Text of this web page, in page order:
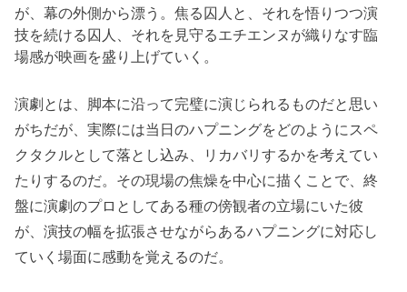
が、幕の外側から漂う。焦る囚人と、それを悟りつつ演
技を続ける囚人、それを見守るエチエンヌが織りなす臨
場感が映画を盛り上げていく。
演劇とは、脚本に沿って完璧に演じられるものだと思い
がちだが、実際には当日のハプニングをどのようにスペ
クタクルとして落とし込み、リカバリするかを考えてい
たりするのだ。その現場の焦燥を中心に描くことで、終
盤に演劇のプロとしてある種の傍観者の立場にいた彼
が、演技の幅を拡張させながらあるハプニングに対応し
ていく場面に感動を覚えるのだ。